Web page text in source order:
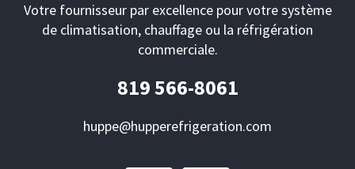
Votre fournisseur par excellence pour votre système
de climatisation, chauffage ou la réfrigération
commerciale.
819 566-8061
huppe@hupperefrigeration.com